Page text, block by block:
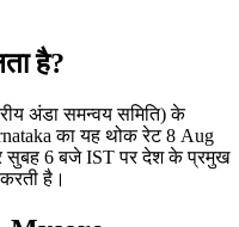
है?
अंडा समन्वय समिति) के
का यह थोक रेट 8 Aug
सुबह 6 बजे IST पर देश के प्रमुख
है।